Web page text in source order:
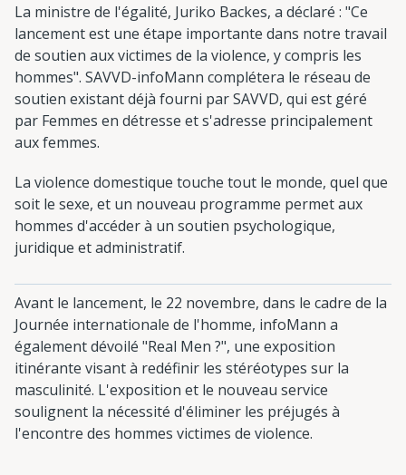
La ministre de l'égalité, Juriko Backes, a déclaré : "Ce
lancement est une étape importante dans notre travail
de soutien aux victimes de la violence, y compris les
hommes". SAVVD-infoMann complétera le réseau de
soutien existant déjà fourni par SAVVD, qui est géré
par Femmes en détresse et s'adresse principalement
aux femmes.
La violence domestique touche tout le monde, quel que
soit le sexe, et un nouveau programme permet aux
hommes d'accéder à un soutien psychologique,
juridique et administratif.
Avant le lancement, le 22 novembre, dans le cadre de la
Journée internationale de l'homme, infoMann a
également dévoilé "Real Men ?", une exposition
itinérante visant à redéfinir les stéréotypes sur la
masculinité. L'exposition et le nouveau service
soulignent la nécessité d'éliminer les préjugés à
l'encontre des hommes victimes de violence.